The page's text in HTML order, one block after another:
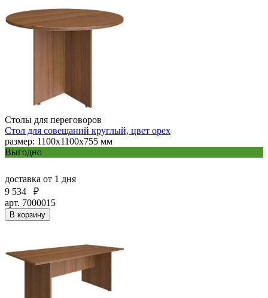
Столы для переговоров
Стол для совещаний круглый, цвет орех
размер: 1100х1100х755 мм
Выгодно
доставка от 1 дня
9 534
₽
арт. 7000015
В корзину